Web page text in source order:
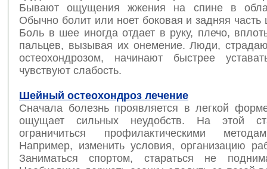
Бывают ощущения жжения на спине в
Обычно болит или ноет боковая и задняя часть
Боль в шее иногда отдает в руку, плечо,
пальцев, вызывая их онемение. Люди,
остеохондрозом, начинают быстрее
чувствуют слабость.
Шейный остеохондроз лечение
Сначала болезнь проявляется в легкой
ощущает сильных неудобств. На этой
ограничиться профилактическими
Например, изменить условия, организацию
Заниматься спортом, стараться не